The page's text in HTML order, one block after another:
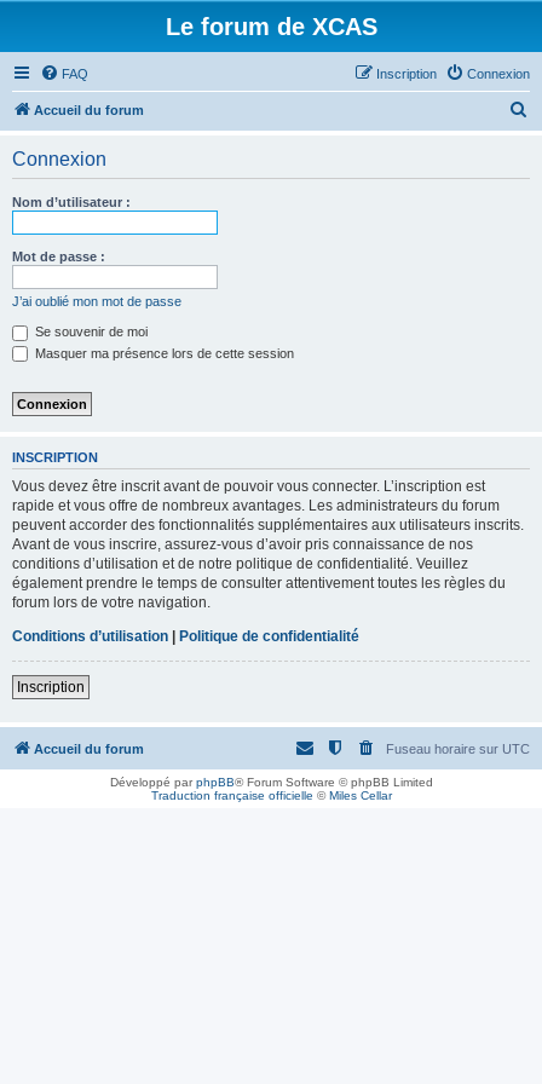
Le forum de XCAS
FAQ Connexion
Inscription
Accueil du forum
Connexion
Nom d’utilisateur :
Mot de passe :
J’ai oublié mon mot de passe
Se souvenir de moi
Masquer ma présence lors de cette session
INSCRIPTION
Vous devez être inscrit avant de pouvoir vous connecter. L’inscription est
rapide et vous offre de nombreux avantages. Les administrateurs du forum
peuvent accorder des fonctionnalités supplémentaires aux utilisateurs inscrits.
Avant de vous inscrire, assurez-vous d’avoir pris connaissance de nos
conditions d’utilisation et de notre politique de confidentialité. Veuillez
également prendre le temps de consulter attentivement toutes les règles du
forum lors de votre navigation.
Conditions d’utilisation | Politique de confidentialité
Inscription
Accueil du forum Fuseau horaire sur UTC
Développé parphpBB® Forum Software © phpBB Limited
Traduction française officielle ©Miles Cellar